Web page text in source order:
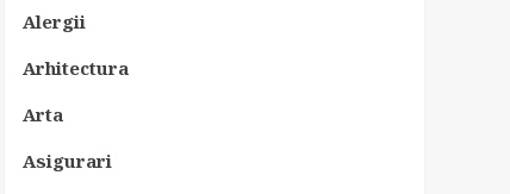
Alergii
Arhitectura
Arta
Asigurari